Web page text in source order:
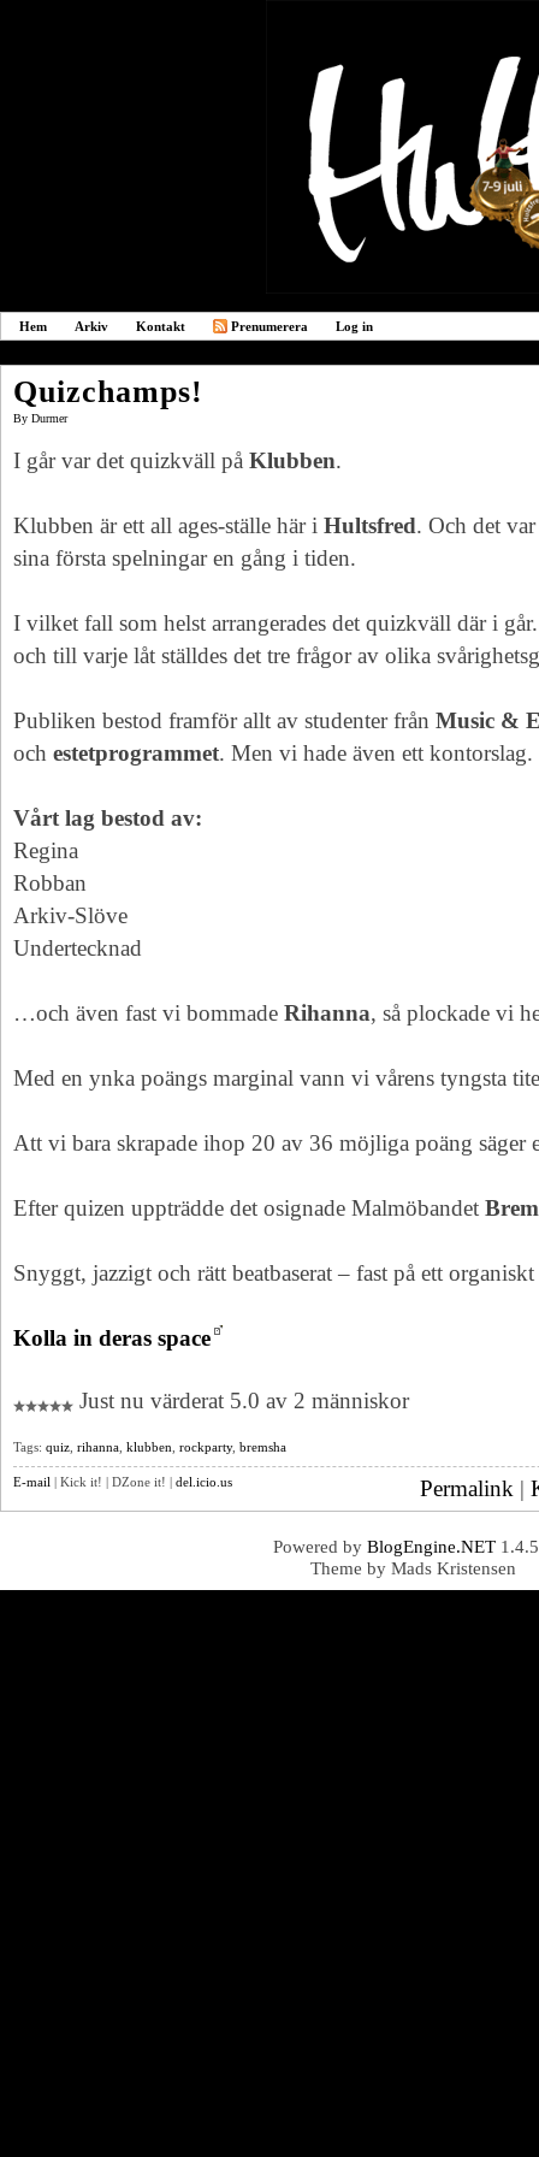
Hem Arkiv Kontakt Prenumerera Log in
Quizchamps!
By Durmer
I går var det quizkväll på Klubben.
Klubben är ett all ages-ställe här i Hultsfred. Och det
sina första spelningar en gång i tiden.
I vilket fall som helst arrangerades det quizkväll där i
och till varje låt ställdes det tre frågor av olika
Publiken bestod framför allt av studenter från Music &
och estetprogrammet. Men vi hade även ett kontorslag.
Vårt lag bestod av:
Regina
Robban
Arkiv-Slöve
Undertecknad
…och även fast vi bommade Rihanna, så plockade vi
Med en ynka poängs marginal vann vi vårens tyngsta
Att vi bara skrapade ihop 20 av 36 möjliga poäng säger
Efter quizen uppträdde det osignade Malmöbandet
Snyggt, jazzigt och rätt beatbaserat – fast på ett organiskt
Kolla in deras space
Just nu värderat 5.0 av 2 människor
Tags: quiz rihanna klubben rockparty, bremsha
E-mail | Kick it! | DZone it! | del.icio.us Permalink |
Powered by BlogEngine.NET
Theme by Mads Kristensen